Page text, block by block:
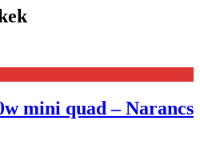
mini quad – Narancs